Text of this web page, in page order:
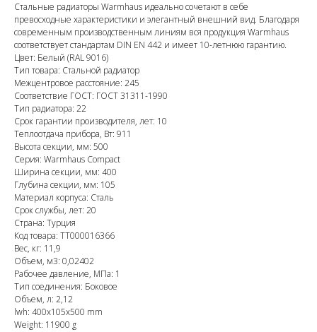
Стальные радиаторы Warmhaus идеально сочетают в себе
превосходные характеристики и элегантный внешний вид. Благодаря
современным производственным линиям вся продукция Warmhaus
соответствует стандартам DIN EN 442 и имеет 10-летнюю гарантию.
Цвет: Белый (RAL 9016)
Тип товара: Стальной радиатор
Межцентровое расстояние: 245
Соответствие ГОСТ: ГОСТ 31311-1990
Тип радиатора: 22
Срок гарантии производителя, лет: 10
Теплоотдача прибора, Вт: 911
Высота секции, мм: 500
Серия: Warmhaus Compact
Ширина секции, мм: 400
Глубина секции, мм: 105
Материал корпуса: Сталь
Срок службы, лет: 20
Страна: Турция
Код товара: ТТ000016366
Вес, кг: 11,9
Объем, м3: 0,02402
Рабочее давление, МПа: 1
Тип соединения: Боковое
Объем, л: 2,12
lwh: 400x105x500 mm
Weight: 11900 g